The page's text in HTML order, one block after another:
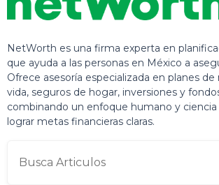
NetWorth es una firma experta en
que ayuda a las personas en México a
Ofrece asesoría especializada en planes
vida, seguros de hogar, inversiones y
combinando un enfoque humano y ciencia
lograr metas financieras claras.